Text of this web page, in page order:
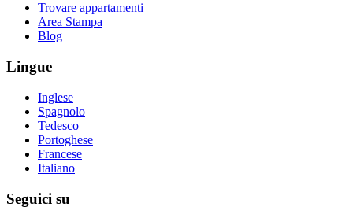
Trovare appartamenti
Area Stampa
Blog
Lingue
Inglese
Spagnolo
Tedesco
Portoghese
Francese
Italiano
Seguici su